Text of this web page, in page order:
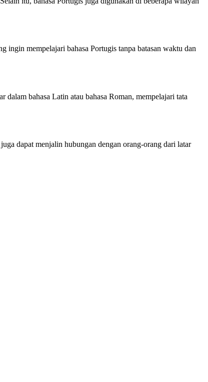
ingin mempelajari bahasa Portugis tanpa batasan waktu dan
bahasa Latin atau bahasa Roman, mempelajari tata
dapat menjalin hubungan dengan orang-orang dari latar